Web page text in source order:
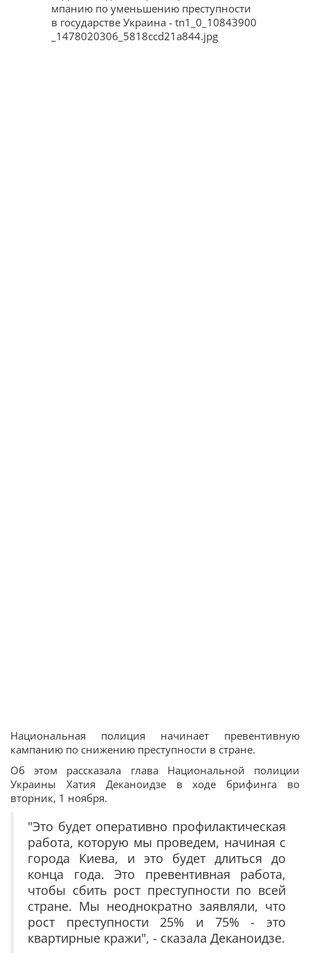
Национальная полиция начинает превентивную
кампанию по снижению преступности в стране.
Об этом рассказала глава Национальной полиции
Украины Хатия Деканоидзе в ходе брифинга во
вторник, 1 ноября.
"Это будет оперативно профилактическая
работа, которую мы проведем, начиная с
города Киева, и это будет длиться до
конца года. Это превентивная работа,
чтобы сбить рост преступности по всей
стране. Мы неоднократно заявляли, что
рост преступности 25% и 75% - это
квартирные кражи", - сказала Деканоидзе.